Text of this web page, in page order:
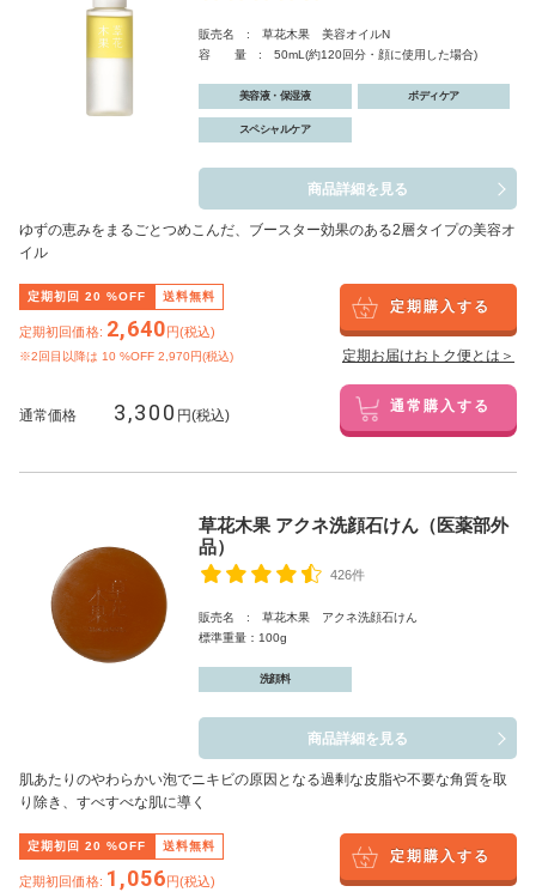
販売名 : 草花木果 美容オイルN
容 量 : 50mL(約120回分・顔に使用した場合)
美容液・保湿液 ボディケア
スペシャルケア
商品詳細を見る
ゆずの恵みをまるごとつめこんだ、ブースター効果のある2層タイプの美容オ
イル
定期初回 20 %OFF 送料無料
定期初回価格: 2,640円(税込)
※2回目以降は 10 %OFF 2,970円(税込)
定期購入する
定期お届けおトク便とは＞
通常価格 3,300 円(税込) 通常購入する
草花木果 アクネ洗顔石けん（医薬部外
品）
426件
販売名 : 草花木果 アクネ洗顔石けん
標準重量：100g
洗顔料
商品詳細を見る
肌あたりのやわらかい泡でニキビの原因となる過剰な皮脂や不要な角質を取
り除き、すべすべな肌に導く
定期初回 20 %OFF 送料無料
定期初回価格: 1,056円(税込)
定期購入する